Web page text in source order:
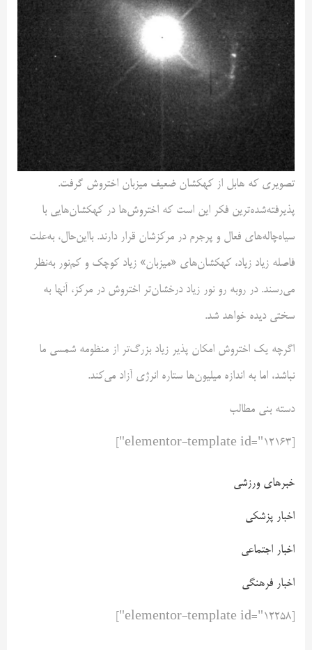
تصویری که هابل از کهکشان ضعیف میزبان اختروش گرفت.
پذیرفته‌شده‌ترین فکر این است که اختروش‌ها در کهکشان‌هایی با
سیاه‌چاله‌های فعال و پرجرم در مرکزشان قرار دارند. بااین‌حال، به‌علت
فاصله زیاد زیاد، کهکشان‌های «میزبان» زیاد کوچک و کم‌نور به‌نظر
می‌رسند. در روبه رو نور زیاد درخشان‌تر اختروش در مرکز، آنها به
سختی دیده خواهد شد.
اگرچه یک اختروش امکان پذیر زیاد بزرگ‌تر از منظومه شمسی ما
نباشد، اما به اندازه میلیون‌ها ستاره انرژی آزاد می‌کند.
دسته بنی مطالب
خبرهای ورزشی
اخبار پزشکی
اخبار اجتماعی
اخبار فرهنگی